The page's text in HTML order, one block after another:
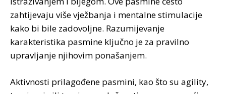
zahtijevaju više vježbanja i mentalne stimulacije
kako bi bile zadovoljne. Razumijevanje
karakteristika pasmine ključno je za pravilno
upravljanje njihovim ponašanjem.
Aktivnosti prilagođene pasmini, kao što su agility,